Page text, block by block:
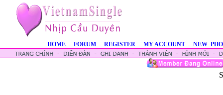
HOME - FORUM - REGISTER - MY ACCOUNT - NEW